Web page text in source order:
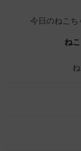
今日のねこち
ね